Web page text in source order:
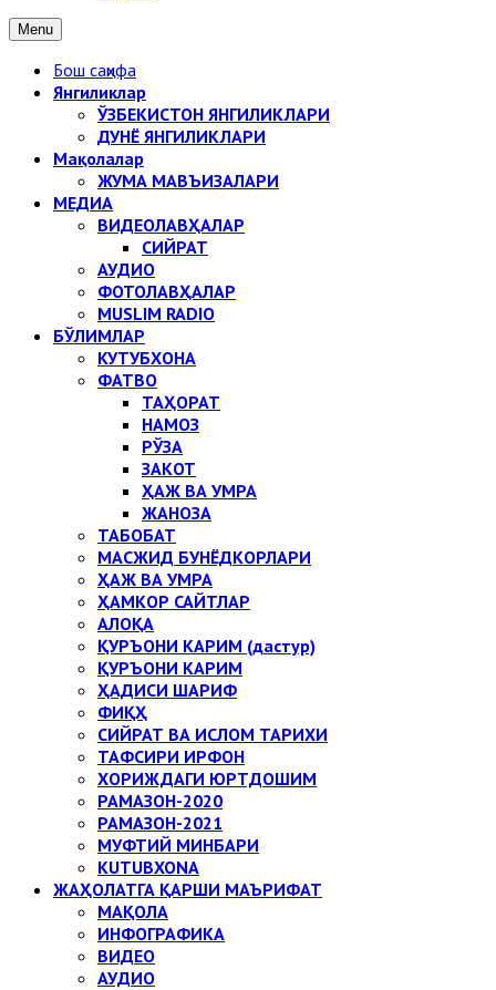
Menu
Бош саҳифа
Янгиликлар
ЎЗБЕКИСТОН ЯНГИЛИКЛАРИ
ДУНЁ ЯНГИЛИКЛАРИ
Мақолалар
ЖУМА МАВЪИЗАЛАРИ
МЕДИА
ВИДЕОЛАВҲАЛАР
СИЙРАТ
АУДИО
ФОТОЛАВҲАЛАР
MUSLIM RADIO
БЎЛИМЛАР
КУТУБХОНА
ФАТВО
ТАҲОРАТ
НАМОЗ
РЎЗА
ЗАКОТ
ҲАЖ ВА УМРА
ЖАНОЗА
ТАБОБАТ
МАСЖИД БУНЁДКОРЛАРИ
ҲАЖ ВА УМРА
ҲАМКОР САЙТЛАР
АЛОҚА
ҚУРЪОНИ КАРИМ (дастур)
ҚУРЪОНИ КАРИМ
ҲАДИСИ ШАРИФ
ФИҚҲ
СИЙРАТ ВА ИСЛОМ ТАРИХИ
ТАФСИРИ ИРФОН
ХОРИЖДАГИ ЮРТДОШИМ
РАМАЗОН-2020
РАМАЗОН-2021
МУФТИЙ МИНБАРИ
KUTUBXONA
ЖАҲОЛАТГА ҚАРШИ МАЪРИФАТ
МАҚОЛА
ИНФОГРАФИКА
ВИДЕО
АУДИО